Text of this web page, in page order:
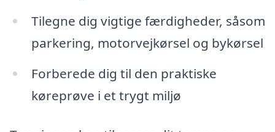
Tilegne dig vigtige færdigheder, såsom
parkering, motorvejkørsel og bykørsel
Forberede dig til den praktiske
køreprøve i et trygt miljø